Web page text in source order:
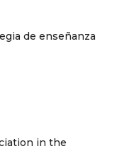
de enseñanza
in the